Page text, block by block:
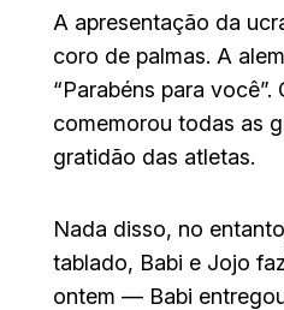
A apresentação da
coro de palmas. A
“Parabéns para
comemorou todas as
gratidão das atletas.
Nada disso, no
tablado, Babi e Jojo
ontem — Babi